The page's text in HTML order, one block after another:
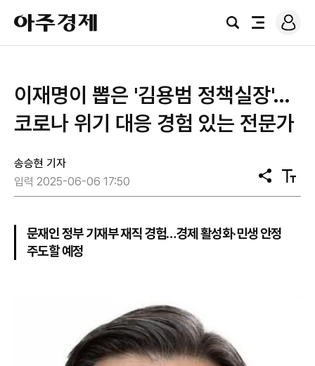
아
주
경
검
전
로
그
이재명이 뽑은 '김용범 정책실장'…
코로나 위기 대응 경험 있는 전문가
송승현 기자
입력 2025-06-06 17:50
공
유
텍
스
문재인 정부 기재부 재직 경험…경제 활성화·민생 안정
주도할 예정